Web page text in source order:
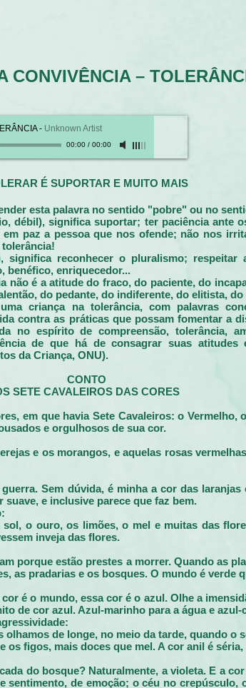
CONVIVÊNCIA –
- Unknown Artist
00:00/ 00:00
É SUPORTAR E MUITO MAIS
esta palavra no sentido "pobre" ou no
débil), significa suportar; ter paciência ante
paz a pessoa que nos ofende; não nos
reconhecer o pluralismo; respeitar
benéfico, enriquecedor...
não é a atitude do fraco, do paciente, do
do pedante, do indiferente, do elitista,
criança na tolerância, com palavras
contra as práticas que possam fomentar a
no espírito de compreensão, tolerância,
de que há de consagrar suas
da Criança, ONU).
CONTO
SETE CAVALEIROS DAS CORES
em que havia Sete Cavaleiros: o Vermelho,
e orgulhosos de sua cor.
e os morangos, e aquelas rosas
Sem dúvida, é minha a cor das
e inclusive parece que faz bem.
o ouro, os limões, o mel e muitas das
inveja das flores.
porque estão prestes a morrer. Quando as
as pradarias e os bosques. O mundo é verde
é o mundo, essa cor é o azul. Olhe a
de cor azul. Azul-marinho para a água e azul-
olhamos de longe, no meio da tarde, quando o
os figos, mais doces que mel. A cor anil é
do bosque? Naturalmente, a violeta. E a
sentimento, de emoção; o céu no crepúsculo,